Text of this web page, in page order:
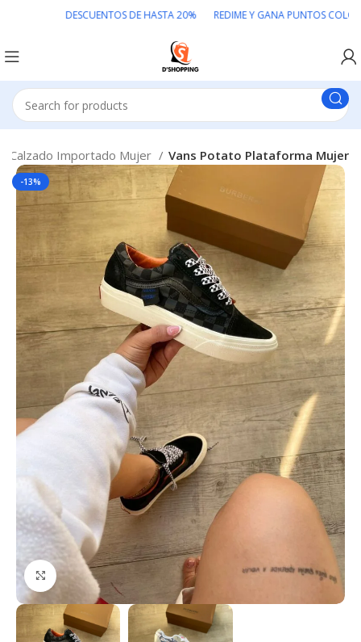
DESCUENTOS DE HASTA 20% REDIME Y GANA PUNTOS
Calzado Importado Mujer Vans Potato Plataforma Mujer
-13%
Click to enlarge